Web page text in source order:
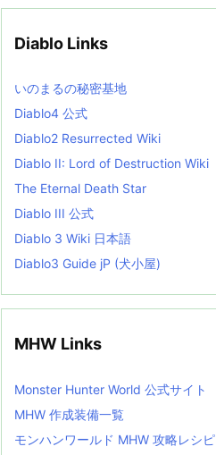
e
i
s
t
Diablo Links
いのまるの秘密基地
Diablo4 公式
Diablo2 Resurrected Wiki
Diablo II: Lord of Destruction Wiki
The Eternal Death Star
Diablo III 公式
Diablo 3 Wiki 日本語
Diablo3 Guide jP (犬小屋)
MHW Links
Monster Hunter World 公式サイト
MHW 作成装備一覧
モンハンワールド MHW 攻略レシピ